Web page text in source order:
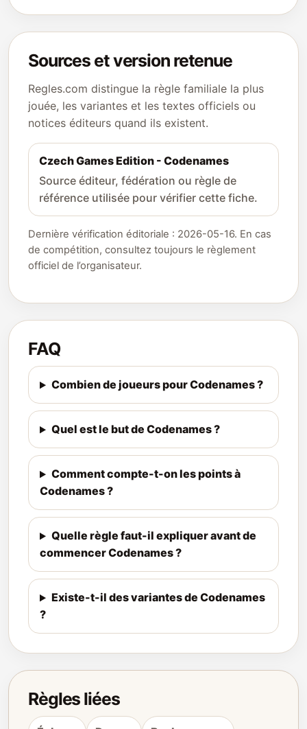
Sources et version retenue
Regles.com distingue la règle familiale la plus
jouée, les variantes et les textes officiels ou
notices éditeurs quand ils existent.
Czech Games Edition - Codenames
Source éditeur, fédération ou règle de
référence utilisée pour vérifier cette fiche.
Dernière vérification éditoriale : 2026-05-16. En cas
de compétition, consultez toujours le règlement
officiel de l’organisateur.
FAQ
Combien de joueurs pour Codenames ?
Quel est le but de Codenames ?
Comment compte-t-on les points à
Codenames ?
Quelle règle faut-il expliquer avant de
commencer Codenames ?
Existe-t-il des variantes de Codenames
?
Règles liées